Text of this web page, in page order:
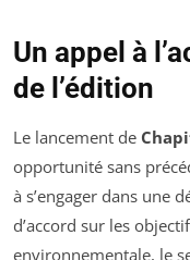
Un appel à
de l’édition
Le lancement de
opportunité sans
à s’engager dans une
d’accord sur les
environnementale, le